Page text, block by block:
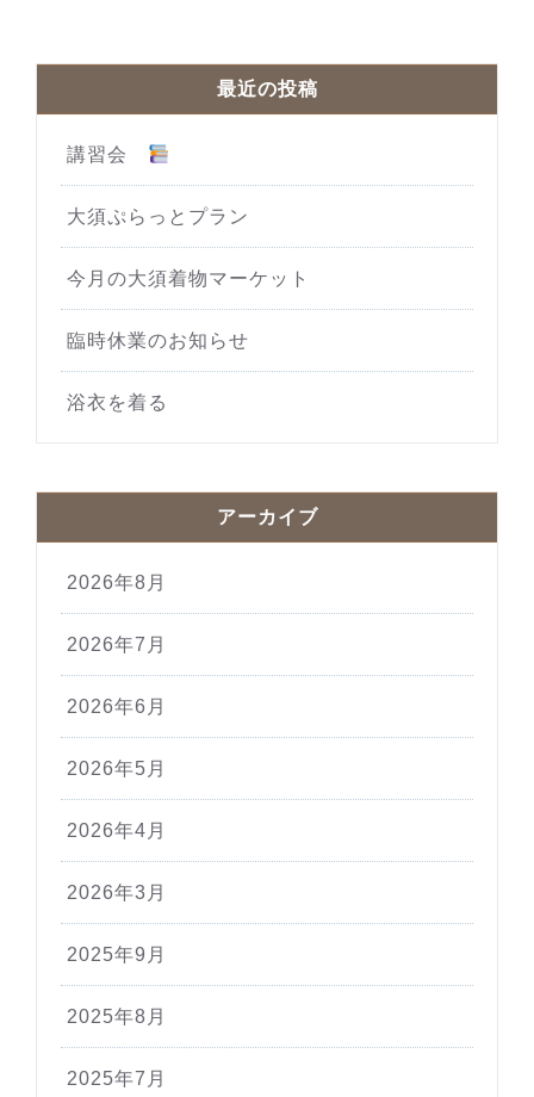
最近の投稿
講習会
大須ぷらっとプラン
今月の大須着物マーケット
臨時休業のお知らせ
浴衣を着る
アーカイブ
2026年8月
2026年7月
2026年6月
2026年5月
2026年4月
2026年3月
2025年9月
2025年8月
2025年7月